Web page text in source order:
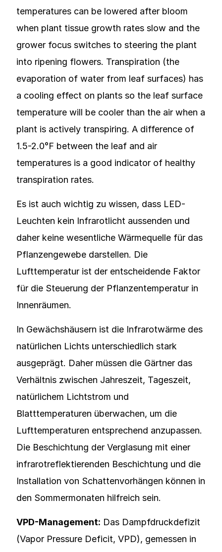
temperatures can be lowered after bloom
when plant tissue growth rates slow and the
grower focus switches to steering the plant
into ripening flowers. Transpiration (the
evaporation of water from leaf surfaces) has
a cooling effect on plants so the leaf surface
temperature will be cooler than the air when a
plant is actively transpiring. A difference of
1.5-2.0°F between the leaf and air
temperatures is a good indicator of healthy
transpiration rates.
Es ist auch wichtig zu wissen, dass LED-
Leuchten kein Infrarotlicht aussenden und
daher keine wesentliche Wärmequelle für das
Pflanzengewebe darstellen. Die
Lufttemperatur ist der entscheidende Faktor
für die Steuerung der Pflanzentemperatur in
Innenräumen.
In Gewächshäusern ist die Infrarotwärme des
natürlichen Lichts unterschiedlich stark
ausgeprägt. Daher müssen die Gärtner das
Verhältnis zwischen Jahreszeit, Tageszeit,
natürlichem Lichtstrom und
Blatttemperaturen überwachen, um die
Lufttemperaturen entsprechend anzupassen.
Die Beschichtung der Verglasung mit einer
infrarotreflektierenden Beschichtung und die
Installation von Schattenvorhängen können in
den Sommermonaten hilfreich sein.
VPD-Management: Das Dampfdruckdefizit
(Vapor Pressure Deficit, VPD), gemessen in